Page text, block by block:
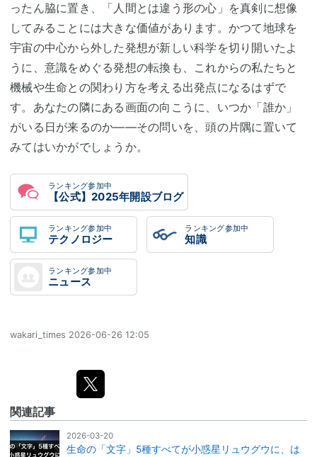
ったん脇に置き、「人間とは違う形の心」を真剣に想像
してみることには大きな価値があります。かつて地球を
宇宙の中心から外した発想が新しい科学を切り開いたよ
うに、意識をめぐる発想の転換も、これからの私たちと
機械や生命との関わり方を考える出発点になるはずで
す。あなたの隣にある画面の向こうに、いつか「誰か」
がいる日が来るのか――その問いを、頭の片隅に置いて
みてはいかがでしょうか。
ランキング参加中
【公式】2025年開設ブログ
ランキング参加中
テクノロジー
ランキング参加中
知識
ランキング参加中
ニュース
wakari_times 2026-06-26 12:05
関連記事
2026-03-20
生命の「文字」5種すべてが小惑星リュウグウに、は